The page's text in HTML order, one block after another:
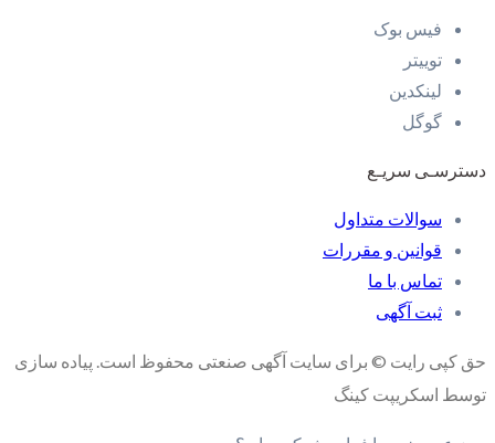
فیس بوک
توییتر
لینکدین
گوگل
دسترسـی سریـع
سوالات متداول
قوانین و مقررات
تماس با ما
ثبت آگهی
حق کپی رایت © برای سایت آگهی صنعتی محفوظ است. پیاده سازی
توسط اسکریپت کینگ